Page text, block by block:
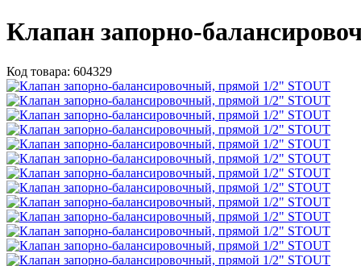
Клапан запорно-
Код товара: 604329